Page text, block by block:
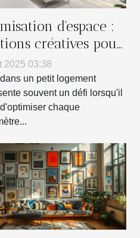
d'espace :
créatives pour
logements
2025 03:38
un petit logement
souvent un défi lorsqu'il
chaque